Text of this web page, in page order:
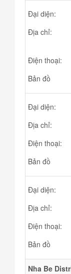
Đại diện:
Địa chỉ:
Điện thoại:
Bản đồ
Đại diện:
Địa chỉ:
Điện thoại:
Bản đồ
Đại diện:
Địa chỉ:
Điện thoại:
Bản đồ
Nha Be